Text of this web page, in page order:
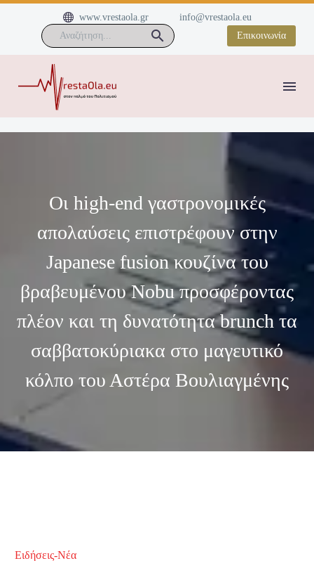

 www.vrestaola.gr
info@vrestaola.eu
Επικοινωνία
Οι high-end γαστρονομικές
απολαύσεις επιστρέφουν στην
Japanese fusion κουζίνα του
βραβευμένου Nobu προσφέροντας
πλέον και τη δυνατότητα brunch τα
σαββατοκύριακα στο μαγευτικό
κόλπο του Αστέρα Βουλιαγμένης
Ειδήσεις-Νέα